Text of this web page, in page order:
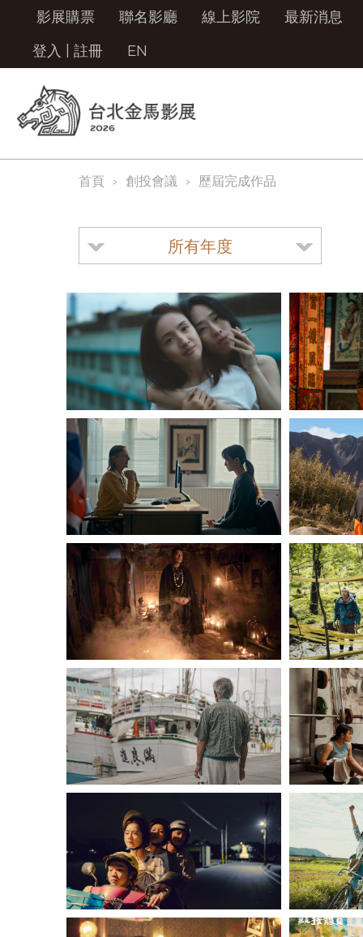
影展購票 聯名影廳 線上影院
最新消息
登入
註冊 EN
首頁 創投會議 歷屆完成作品
所有年度